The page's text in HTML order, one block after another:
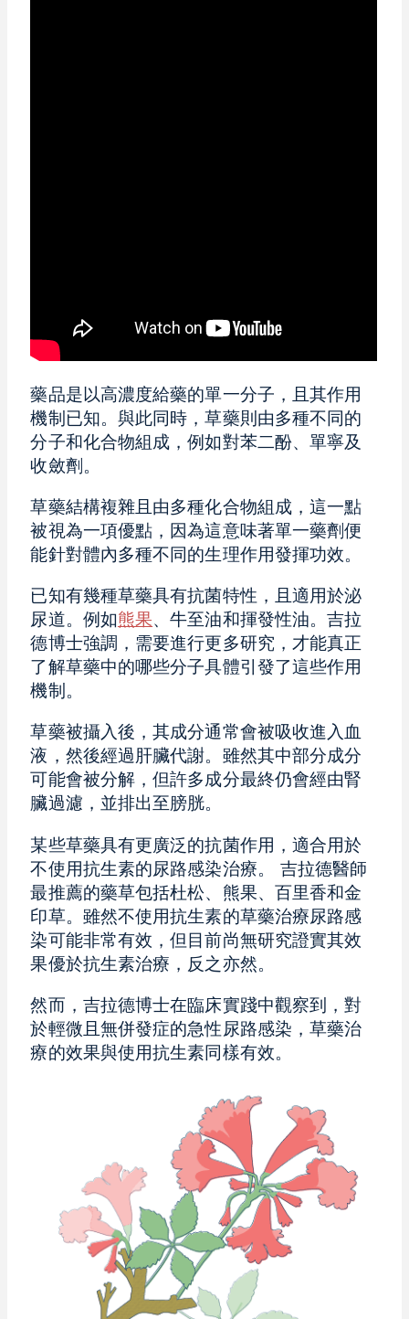
藥品是以高濃度給藥的單一分子，且其作用
機制已知。與此同時，草藥則由多種不同的
分子和化合物組成，例如對苯二酚、單寧及
收斂劑。
草藥結構複雜且由多種化合物組成，這一點
被視為一項優點，因為這意味著單一藥劑便
能針對體內多種不同的生理作用發揮功效。
已知有幾種草藥具有抗菌特性，且適用於泌
尿道。例如 熊果、牛至油和揮發性油。吉拉
德博士強調，需要進行更多研究，才能真正
了解草藥中的哪些分子具體引發了這些作用
機制。
草藥被攝入後，其成分通常會被吸收進入血
液，然後經過肝臟代謝。雖然其中部分成分
可能會被分解，但許多成分最終仍會經由腎
臟過濾，並排出至膀胱。
某些草藥具有更廣泛的抗菌作用，適合用於
不使用抗生素的尿路感染治療。 吉拉德醫師
最推薦的藥草包括杜松、熊果、百里香和金
印草。雖然不使用抗生素的草藥治療尿路感
染可能非常有效，但目前尚無研究證實其效
果優於抗生素治療，反之亦然。
然而，吉拉德博士在臨床實踐中觀察到，對
於輕微且無併發症的急性尿路感染，草藥治
療的效果與使用抗生素同樣有效。